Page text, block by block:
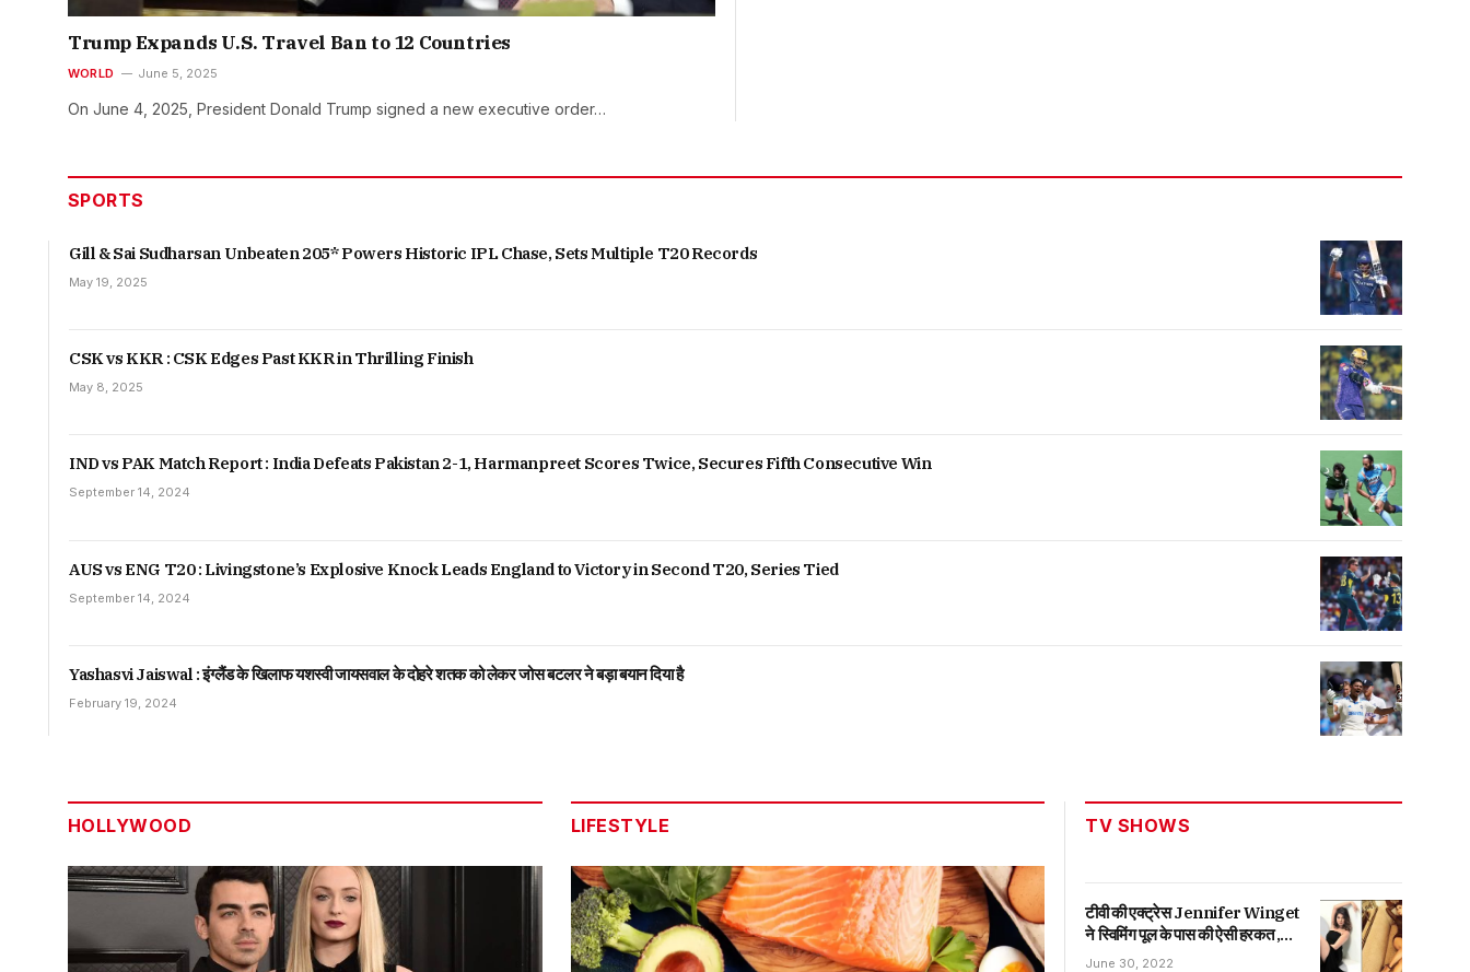
Trump Expands U.S. Travel Ban to 12 Countries
WORLD June 5, 2025
On June 4, 2025, President Donald Trump signed a new executive order…
SPORTS
Gill & Sai Sudharsan Unbeaten 205* Powers Historic IPL Chase, Sets Multiple T20 Records
May 19, 2025
CSK vs KKR : CSK Edges Past KKR in Thrilling Finish
May 8, 2025
IND vs PAK Match Report : India Defeats Pakistan 2-1, Harmanpreet Scores Twice, Secures Fifth Consecutive Win
September 14, 2024
AUS vs ENG T20 : Livingstone’s Explosive Knock Leads England to Victory in Second T20, Series Tied
September 14, 2024
Yashasvi Jaiswal : इंग्लैंड के खिलाफ यशस्वी जायसवाल के दोहरे शतक को लेकर जोस बटलर ने बड़ा बयान दिया है
February 19, 2024
HOLLYWOOD LIFESTYLE TV SHOWS
टीवी की एक्ट्रेस Jennifer Winget
ने स्विमिंग पूल के पास की ऐसी हरकत ,
जिससे देखकर फैंस ने दिया ऐसा
June 30, 2022